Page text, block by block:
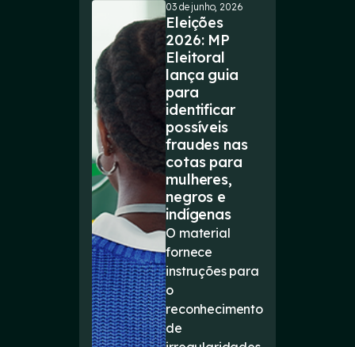
03 de junho, 2026
Eleições
2026: MP
Eleitoral
lança guia
para
identificar
possíveis
fraudes nas
cotas para
mulheres,
negros e
indígenas
O material
fornece
instruções para
o
reconhecimento
de